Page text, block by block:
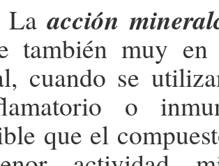
acción
también muy
cuando se
o
que el